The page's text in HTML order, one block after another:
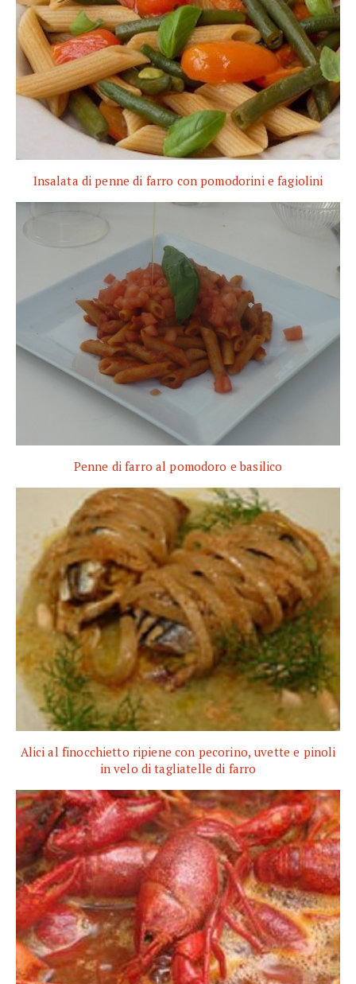
Insalata di penne di farro con pomodorini e fagiolini
Penne di farro al pomodoro e basilico
Alici al finocchietto ripiene con pecorino, uvette e pinoli
in velo di tagliatelle di farro